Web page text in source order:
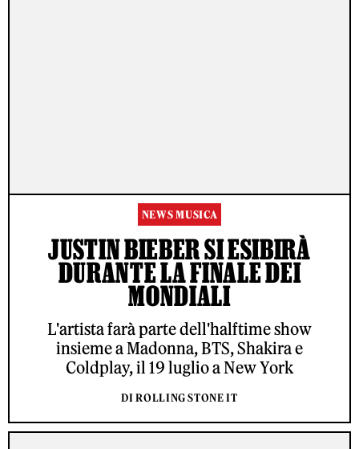
NEWS MUSICA
JUSTIN BIEBER SI ESIBIRÀ
DURANTE LA FINALE DEI
MONDIALI
L'artista farà parte dell'halftime show
insieme a Madonna, BTS, Shakira e
Coldplay, il 19 luglio a New York
DI ROLLING STONE IT